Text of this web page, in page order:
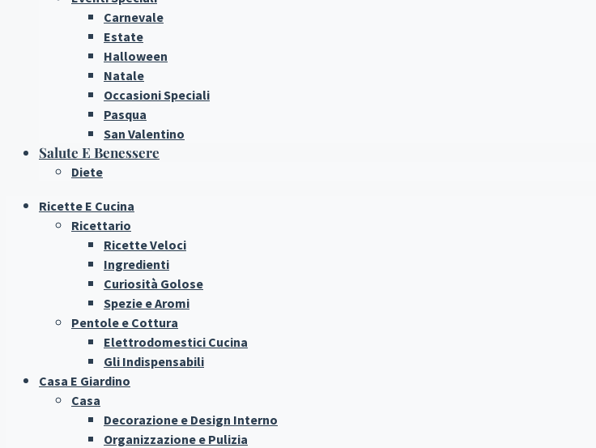
Carnevale
Estate
Halloween
Natale
Occasioni Speciali
Pasqua
San Valentino
Salute E Benessere
Diete
Ricette E Cucina
Ricettario
Ricette Veloci
Ingredienti
Curiosità Golose
Spezie e Aromi
Pentole e Cottura
Elettrodomestici Cucina
Gli Indispensabili
Casa E Giardino
Casa
Decorazione e Design Interno
Organizzazione e Pulizia